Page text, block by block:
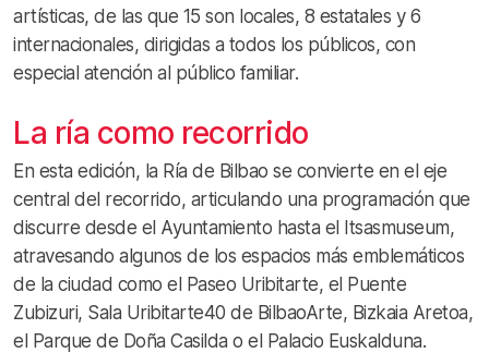
artísticas, de las que 15 son locales, 8 estatales y 6
internacionales, dirigidas a todos los públicos, con
especial atención al público familiar.
La ría como recorrido
En esta edición, la Ría de Bilbao se convierte en el eje
central del recorrido, articulando una programación que
discurre desde el Ayuntamiento hasta el Itsasmuseum,
atravesando algunos de los espacios más emblemáticos
de la ciudad como el Paseo Uribitarte, el Puente
Zubizuri, Sala Uribitarte40 de BilbaoArte, Bizkaia Aretoa,
el Parque de Doña Casilda o el Palacio Euskalduna.